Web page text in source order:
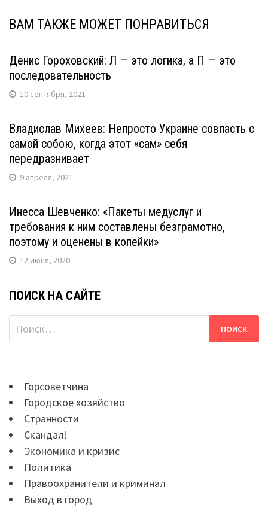
ВАМ ТАКЖЕ МОЖЕТ ПОНРАВИТЬСЯ
Денис Гороховский: Л — это логика, а П — это
последовательность
10 сентября, 2021
Владислав Михеев: Непросто Украине совпасть с
самой собою, когда этот «сам» себя
передразнивает
9 апреля, 2021
Инесса Шевченко: «Пакеты медуслуг и
требования к ним составлены безграмотно,
поэтому и оценены в копейки»
12 июня, 2020
ПОИСК НА САЙТЕ
Найти:
Горсоветчина
Городское хозяйство
Странности
Скандал!
Экономика и кризис
Политика
Правоохранители и криминал
Выход в город